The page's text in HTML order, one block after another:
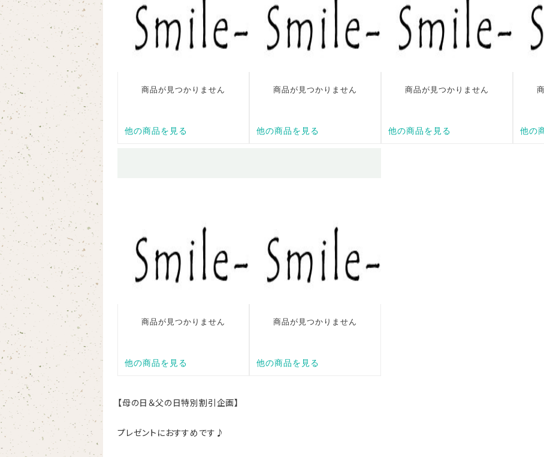
【母の日＆父の日特別割引企画】
プレゼントにおすすめです♪